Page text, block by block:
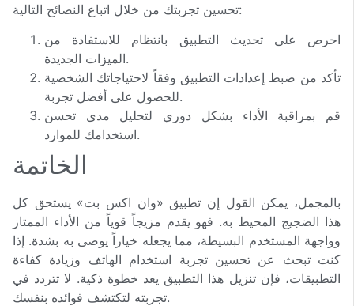
تحسين تجربتك من خلال اتباع النصائح التالية:
احرص على تحديث التطبيق بانتظام للاستفادة من
الميزات الجديدة.
تأكد من ضبط إعدادات التطبيق وفقاً لاحتياجاتك الشخصية
للحصول على أفضل تجربة.
قم بمراقبة الأداء بشكل دوري لتحليل مدى تحسن
استخدامك للموارد.
الخاتمة
بالمجمل، يمكن القول إن تطبيق «وان اكس بت» يستحق كل
هذا الضجيج المحيط به. فهو يقدم مزيجاً قوياً من الأداء الممتاز
وواجهة المستخدم البسيطة، مما يجعله خياراً يوصى به بشدة. إذا
كنت تبحث عن تحسين تجربة استخدام الهاتف وزيادة كفاءة
التطبيقات، فإن تنزيل هذا التطبيق يعد خطوة ذكية. لا تتردد في
تجربته لتكتشف فوائده بنفسك.